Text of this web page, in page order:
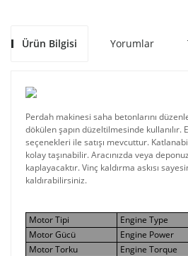
Ürün Bilgisi Yorumlar
Perdah makinesi saha betonlarını
dökülen şapın düzeltilmesinde kullanılır.
seçenekleri ile satışı mevcuttur.
kolay taşınabilir. Aracınızda veya
kaplayacaktır. Vinç kaldırma askısı
kaldırabilirsiniz.
Motor Tipi Engine Type
Motor Gücü
Engine Power
Motor Torku
Engine Torque